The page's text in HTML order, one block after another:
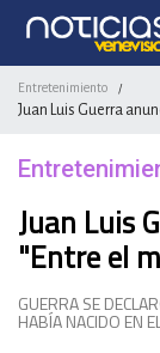
Entretenimiento /
Juan Luis Guerra
Juan Luis
"Entre el
GUERRA SE
HABÍA NACIDO EN